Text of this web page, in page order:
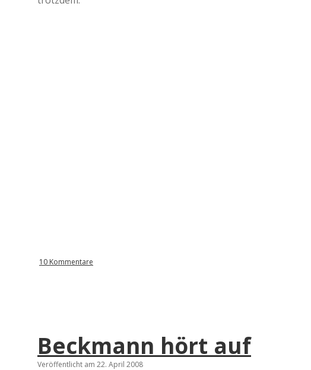
10 Kommentare
Beckmann hört auf
Veröffentlicht am 22. April 2008